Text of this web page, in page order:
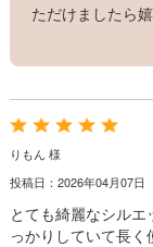
ただけましたら
りもん 様
投稿日：2026年04月07日
とても綺麗なシル
っかりしていて長く